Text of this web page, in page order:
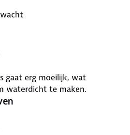
Waterproof rugzak van
op elke
gaat erg moeilijk, wat
waterdicht te maken.